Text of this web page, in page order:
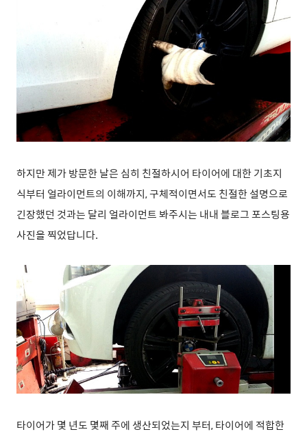
하지만 제가 방문한 날은 심히 친절하시어 타이어에 대한 기초지
식부터 얼라이먼트의 이해까지, 구체적이면서도 친절한 설명으로
긴장했던 것과는 달리 얼라이먼트 봐주시는 내내 블로그 포스팅용
사진을 찍었답니다.
타이어가 몇 년도 몇째 주에 생산되었는지 부터, 타이어에 적합한